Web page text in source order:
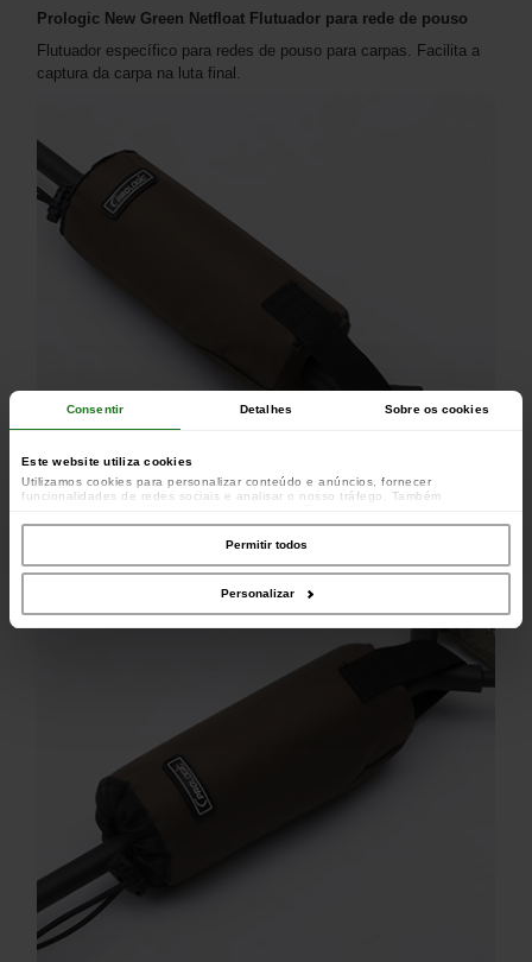
Consentir Detalhes Sobre os cookies
Este website utiliza cookies
Utilizamos cookies para personalizar conteúdo e anúncios, fornecer
funcionalidades de redes sociais e analisar o nosso tráfego. Também
parceiros de redes sociais, de publicidade e de análise, que as podem combinar
com outras informações que lhes forneceu ou recolhidas por estes a partir da
sua utilização dos respetivos serviços.
Permitir todos
Personalizar
Prologic New Green Netfloat Flutuador para rede de pouso
Flutuador específico para redes de pouso para carpas. Facilita a
captura da carpa na luta final.